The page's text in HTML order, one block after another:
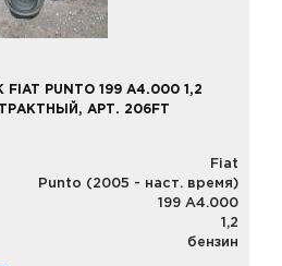
2002)
Uno (2000 - 2010)
PUNTO 199 A4.000 1,2
АРТ. 206FT
Fiat
Punto (2005 - наст. время)
199 A4.000
1,2
бензин